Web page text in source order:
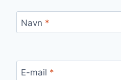
Navn *
E-mail *